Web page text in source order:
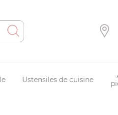
Ustensiles de cuisine